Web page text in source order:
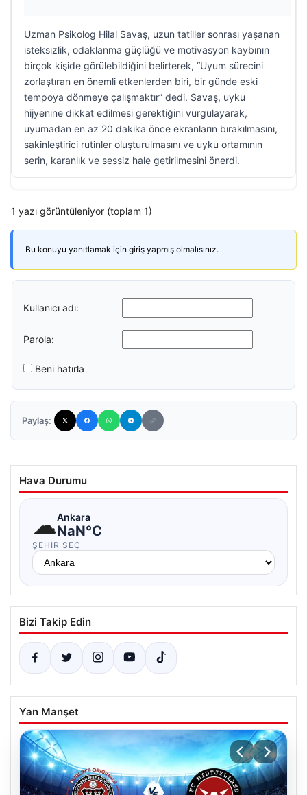
Uzman Psikolog Hilal Savaş, uzun tatiller sonrası yaşanan
isteksizlik, odaklanma güçlüğü ve motivasyon kaybının
birçok kişide görülebildiğini belirterek, “Uyum sürecini
zorlaştıran en önemli etkenlerden biri, bir günde eski
tempoya dönmeye çalışmaktır” dedi. Savaş, uyku
hijyenine dikkat edilmesi gerektiğini vurgulayarak,
uyumadan en az 20 dakika önce ekranların bırakılmasını,
sakinleştirici rutinler oluşturulmasını ve uyku ortamının
serin, karanlık ve sessiz hale getirilmesini önerdi.
1 yazı görüntüleniyor (toplam 1)
Bu konuyu yanıtlamak için giriş yapmış olmalısınız.
Kullanıcı adı:
Parola:
Beni hatırla
Paylaş:
Hava Durumu
☁Ankara
NaN°C
ŞEHIR SEÇ
Bizi Takip Edin
Yan Manşet